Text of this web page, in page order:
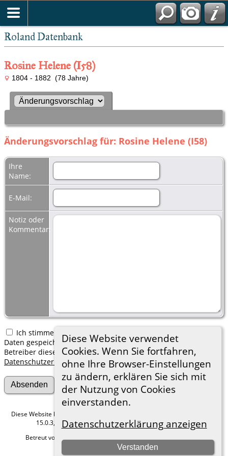
Roland Datenbank
Diese Website verwendet
Cookies. Wenn Sie fortfahren,
ohne Ihre Browser-Einstellungen
zu ändern, erklären Sie sich mit
der Nutzung von Cookies
einverstanden.
Datenschutzerklärung anzeigen
Verstanden
Rosine Helene (I58)
1804 - 1882 (78 Jahre)
Änderungsvorschlag für: Rosine Helene (I58)
Ihre
Name:
E-Mail:
Notiz oder
Kommentar:
Ich stimme zu, dass meine hier erfassten persönlichen
Daten gespeichert werden. Ich verstehe, dass ich jederzeit den
Betreiber dieser Website bitten kann, diese Daten zu löschen.
Datenschutzerklärung
Diese Website läuft mit
15.0.3, programmiert von Darrin Lythgoe © 2001-2026.
Betreut von
Hier geht es zum Impressum